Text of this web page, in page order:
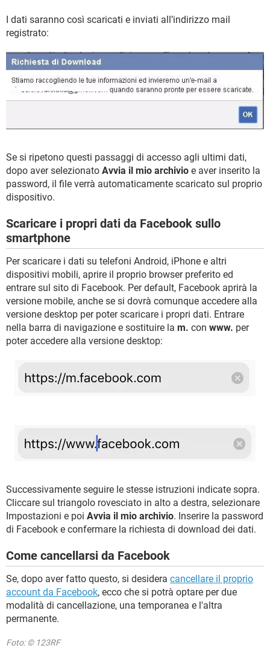
I dati saranno così scaricati e inviati all’indirizzo mail
registrato:
Se si ripetono questi passaggi di accesso agli ultimi dati,
dopo aver selezionato Avvia il mio archivio e aver inserito la
password, il file verrà automaticamente scaricato sul proprio
dispositivo.
Scaricare i propri dati da Facebook sullo
smartphone
Per scaricare i dati su telefoni Android, iPhone e altri
dispositivi mobili, aprire il proprio browser preferito ed
entrare sul sito di Facebook. Per default, Facebook aprirà la
versione mobile, anche se si dovrà comunque accedere alla
versione desktop per poter scaricare i propri dati. Entrare
nella barra di navigazione e sostituire la m. con www. per
poter accedere alla versione desktop:
Successivamente seguire le stesse istruzioni indicate sopra.
Cliccare sul triangolo rovesciato in alto a destra, selezionare
Impostazioni e poi Avvia il mio archivio. Inserire la password
di Facebook e confermare la richiesta di download dei dati.
Come cancellarsi da Facebook
Se, dopo aver fatto questo, si desidera cancellare il proprio
account da Facebook, ecco che si potrà optare per due
modalità di cancellazione, una temporanea e l'altra
permanente.
Foto: © 123RF